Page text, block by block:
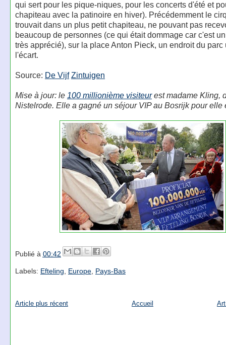
qui sert pour les pique-niques, pour les concerts d'été et
chapiteau avec la patinoire en hiver). Précédemment le
trouvait dans un plus petit chapiteau, ne pouvant pas
beaucoup de personnes (ce qui était dommage car c'est
très apprécié), sur la place Anton Pieck, un endroit du parc
l'écart.
Source: De Vijf Zintuigen
Mise à jour: le 100 millionième visiteurest madame Kling,
Nistelrode. Elle a gagné un séjour VIP au Bosrijk pour elle
Publié à 00:42
Labels: Efteling, Europe, Pays-Bas
Article plus récent Accueil